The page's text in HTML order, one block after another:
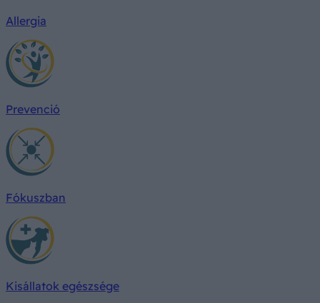
Allergia
Prevenció
Fókuszban
Kisállatok egészsége